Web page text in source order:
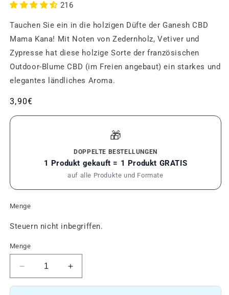
216
Tauchen Sie ein in die holzigen Düfte der Ganesh CBD
Mama Kana! Mit Noten von Zedernholz, Vetiver und
Zypresse hat diese holzige Sorte der französischen
Outdoor-Blume CBD (im Freien angebaut) ein starkes und
elegantes ländliches Aroma.
Üblicher
Preis
3,90€
🎁
DOPPELTE BESTELLUNGEN
1 Produkt gekauft = 1 Produkt GRATIS
auf alle Produkte und Formate
Menge
Steuern nicht inbegriffen.
Menge
Menge
Erhöhe
die